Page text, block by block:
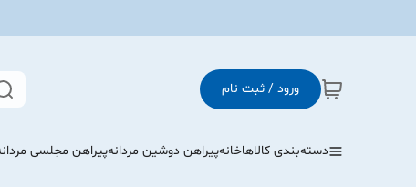
ورود / ثبت نام
دسته‌بندی کالاهاخانهپیراهن دوشین مردانهپیراهن مجلسی